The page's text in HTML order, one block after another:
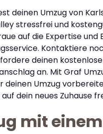
deinen Umzug von
stressfrei und
auf die Expertise und
Kontaktiere
deinen
an. Mit Graf
deinen Umzug
dein neues Zuhause
mit einem